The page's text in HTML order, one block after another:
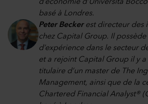
d’économie d’Università
basé à Londres.
Peter Beckerest directeur des
chez Capital Group. Il possède
d’expérience dans le secteur
et a rejoint Capital Group il y a
titulaire d’un master de The
Management, ainsi que de la
Chartered Financial Analyst®